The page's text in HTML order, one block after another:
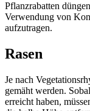
Pflanzrabatten
Verwendung von
aufzutragen.
Rasen
Je nach
gemäht werden.
erreicht haben,